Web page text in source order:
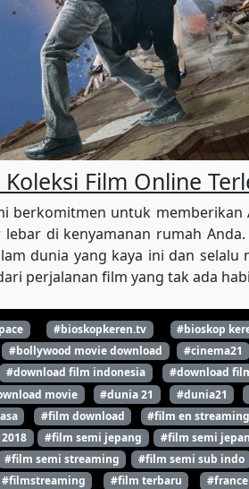
Film Online
berkomitmen untuk
di kenyamanan rumah
dunia yang kaya ini dan
perjalanan film yang tak ada
#bioskopkeren.tv #bioskop
#bollywood movie download #cinema21
#download film indonesia #download
movie #dunia 21 #dunia21
#film download #film en streaming
#film semi jepang #film semi
#film semi streaming #film semi sub indo
#filmstreaming #film terbaru #france